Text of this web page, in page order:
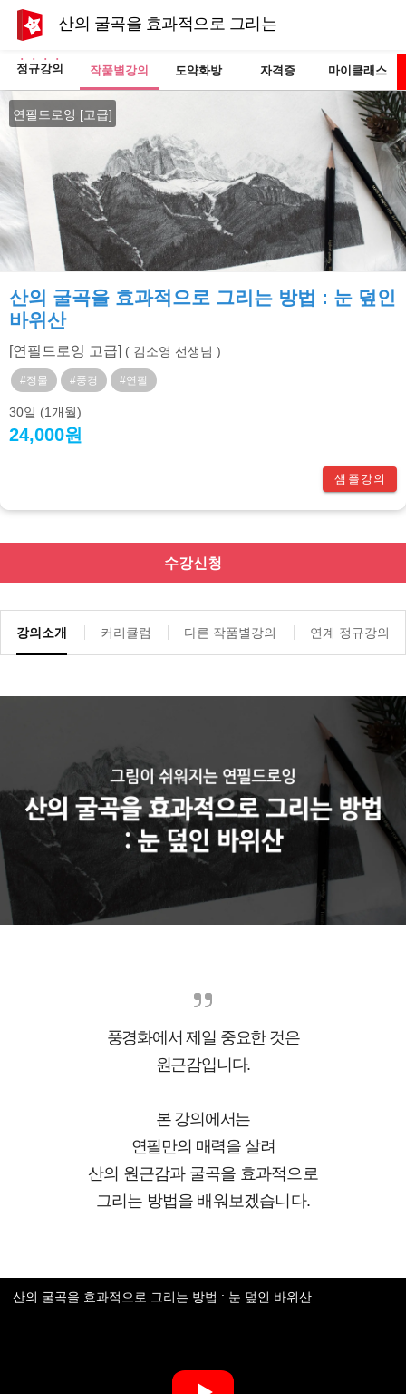
산의 굴곡을 효과적으로 그리는 방법 : 눈 덮인 바
정규강의 작품별강의 도약화방 자격증 마이클래스
연필드로잉 [고급]
산의 굴곡을 효과적으로 그리는 방법 : 눈 덮인
바위산
[연필드로잉 고급] ( 김소영 선생님 )
#정물 #풍경 #연필
30일 (1개월)
24,000원
샘플강의
수강신청
강의소개 커리큘럼 다른 작품별강의 연계 정규강의
풍경화에서 제일 중요한 것은
원근감입니다.
본 강의에서는
연필만의 매력을 살려
산의 원근감과 굴곡을 효과적으로
그리는 방법을 배워보겠습니다.
산의 굴곡을 효과적으로 그리는 방법 : 눈 덮인 바위산